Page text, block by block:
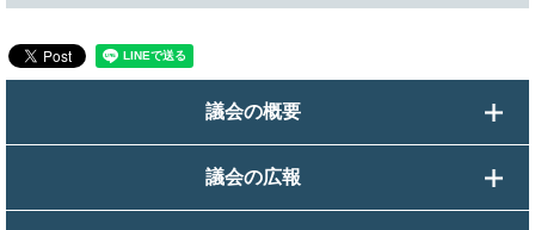
議会の概要
議会の広報